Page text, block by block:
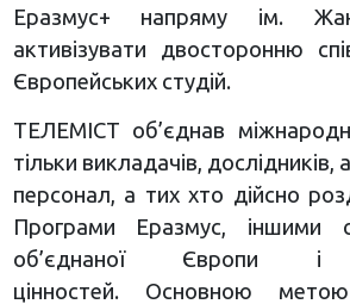
Еразмус+ напряму ім.
активізувати двосторонню
Європейських студій.
ТЕЛЕМІСТ об’єднав
тільки викладачів, дослідників,
персонал, а тих хто дійсно
Програми Еразмус, іншими
об’єднаної Європи і
цінностей. Основною